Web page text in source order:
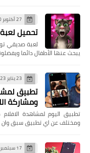
27 أكتوبر 2020
تحميل
لعبة صديقي
يبحث عنها الأطفال دائما
23 يناير 2023
تطبيق
ومشاركة
تطبيق اليوم لمشاهدة
ومختلف عن اي تطبيق سبق وان
17 سبتمبر 2022